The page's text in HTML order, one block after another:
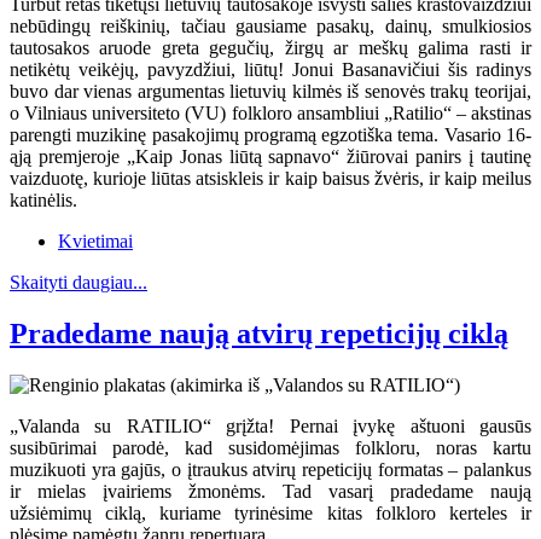
Turbūt retas tikėtųsi lietuvių tautosakoje išvysti šalies kraštovaizdžiui
nebūdingų reiškinių, tačiau gausiame pasakų, dainų, smulkiosios
tautosakos aruode greta gegučių, žirgų ar meškų galima rasti ir
netikėtų veikėjų, pavyzdžiui, liūtų! Jonui Basanavičiui šis radinys
buvo dar vienas argumentas lietuvių kilmės iš senovės trakų teorijai,
o Vilniaus universiteto (VU) folkloro ansambliui „Ratilio“ – akstinas
parengti muzikinę pasakojimų programą egzotiška tema. Vasario 16-
ąją premjeroje „Kaip Jonas liūtą sapnavo“ žiūrovai panirs į tautinę
vaizduotę, kurioje liūtas atsiskleis ir kaip baisus žvėris, ir kaip meilus
katinėlis.
Kvietimai
Skaityti daugiau...
Pradedame naują atvirų repeticijų ciklą
„Valanda su RATILIO“ grįžta! Pernai įvykę aštuoni gausūs
susibūrimai parodė, kad susidomėjimas folkloru, noras kartu
muzikuoti yra gajūs, o įtraukus atvirų repeticijų formatas – palankus
ir mielas įvairiems žmonėms. Tad vasarį pradedame naują
užsiėmimų ciklą, kuriame tyrinėsime kitas folkloro kerteles ir
plėsime pamėgtų žanrų repertuarą.